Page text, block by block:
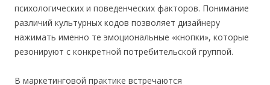
психологических и поведенческих факторов. Понимание
различий культурных кодов позволяет дизайнеру
нажимать именно те эмоциональные «кнопки», которые
резонируют с конкретной потребительской группой.
В маркетинговой практике встречаются